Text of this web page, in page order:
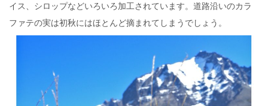
イス、シロップなどいろいろ加工されています。道路沿いのカラ
ファテの実は初秋にはほとんど摘まれてしまうでしょう。